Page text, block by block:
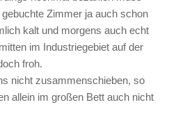
Zimmer ja auch schon
kalt und morgens auch echt
im Industriegebiet auf der
froh.
nicht zusammenschieben, so
allein im großen Bett auch nicht